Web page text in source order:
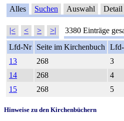
Alles Suchen Auswahl Detail
|< < > >| 3380 Einträge
Lfd-Nr
Seite im Kirchenbuch
13
268 3
14
268 4
15
268 5
Hinweise zu den Kirchenbüchern